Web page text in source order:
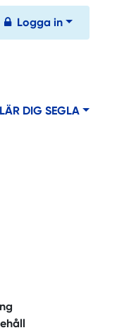
Logga in
LÄR DIG SEGLA